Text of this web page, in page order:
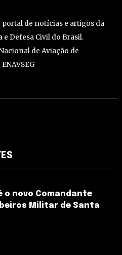
de notícias e artigos da
e Defesa Civil do Brasil.
de Aviação de
o novo Comandante
Militar de Santa